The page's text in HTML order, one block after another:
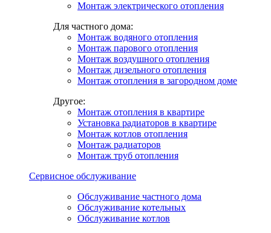
Монтаж электрического отопления
Для частного дома:
Монтаж водяного отопления
Монтаж парового отопления
Монтаж воздушного отопления
Монтаж дизельного отопления
Монтаж отопления в загородном доме
Другое:
Монтаж отопления в квартире
Установка радиаторов в квартире
Монтаж котлов отопления
Монтаж радиаторов
Монтаж труб отопления
Сервисное обслуживание
Обслуживание частного дома
Обслуживание котельных
Обслуживание котлов